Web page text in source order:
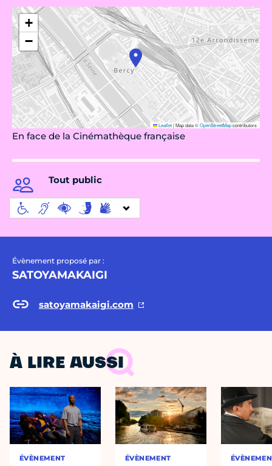
+
−
Leaflet|Map data ©OpenStreetMapcontributors
En face de la Cinémathèque française
Tout public
Évènement proposé par :
SATOYAMAKAIGI
satoyamakaigi.com
À LIRE AUSSI
ÉVÈNEMENT ÉVÈNEMENT